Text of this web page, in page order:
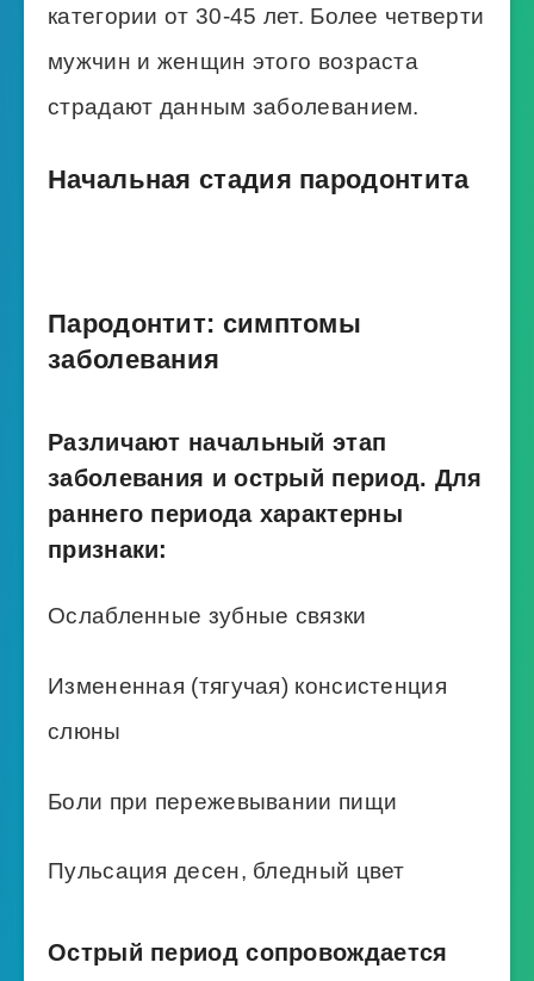
категории от 30-45 лет. Более четверти
мужчин и женщин этого возраста
страдают данным заболеванием.
Начальная стадия пародонтита
Пародонтит: симптомы
заболевания
Различают начальный этап
заболевания и острый период. Для
раннего периода характерны
признаки:
Ослабленные зубные связки
Измененная (тягучая) консистенция
слюны
Боли при пережевывании пищи
Пульсация десен, бледный цвет
Острый период сопровождается